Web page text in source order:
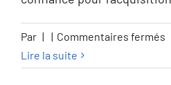
Par | | Commentaires fermés
Lire la suite